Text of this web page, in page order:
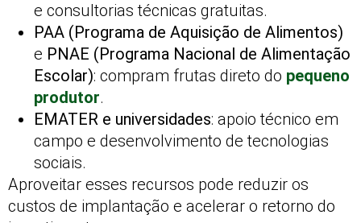
e consultorias técnicas gratuitas.
PAA (Programa de Aquisição de Alimentos)
e PNAE (Programa Nacional de Alimentação
Escolar): compram frutas direto do pequeno
produtor.
EMATER e universidades: apoio técnico em
campo e desenvolvimento de tecnologias
sociais.
Aproveitar esses recursos pode reduzir os
custos de implantação e acelerar o retorno do